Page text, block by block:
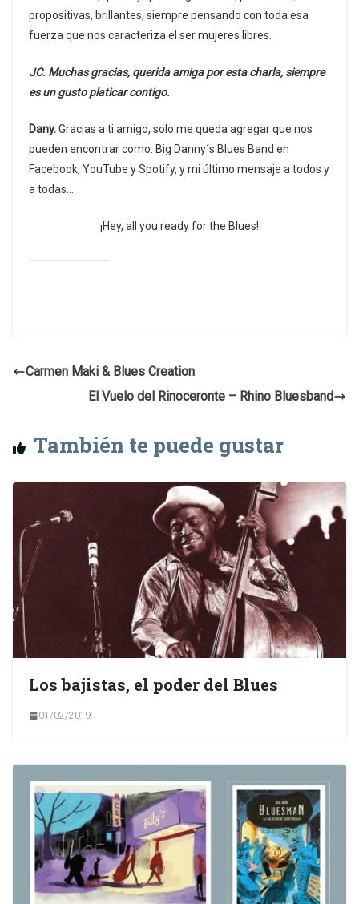
propositivas, brillantes, siempre pensando con toda esa
fuerza que nos caracteriza el ser mujeres libres.
JC. Muchas gracias, querida amiga por esta charla, siempre
es un gusto platicar contigo.
Dany.Gracias a ti amigo, solo me queda agregar que nos
pueden encontrar como: Big Danny´s Blues Band en
Facebook, YouTube y Spotify, y mi último mensaje a todos y
a todas…
¡Hey, all you ready for the Blues!
Carmen Maki & Blues Creation
El Vuelo del Rinoceronte – Rhino Bluesband
También te puede gustar
Los bajistas, el poder del Blues
01/02/2019